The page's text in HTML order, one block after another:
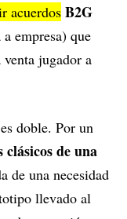
acuerdos B2G
a empresa) que
jugador a
doble. Por un
de una
de una necesidad
llevado al